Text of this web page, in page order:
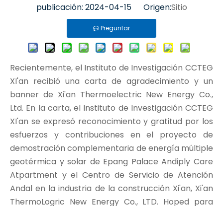
publicación: 2024-04-15 Origen:Sitio
Preguntar
Recientemente, el Instituto de Investigación CCTEG
XI'an recibió una carta de agradecimiento y un
banner de Xi'an Thermoelectric New Energy Co.,
Ltd. En la carta, el Instituto de Investigación CCTEG
XI'an se expresó reconocimiento y gratitud por los
esfuerzos y contribuciones en el proyecto de
demostración complementaria de energía múltiple
geotérmica y solar de Epang Palace Andiply Care
Atpartment y el Centro de Servicio de Atención
Andal en la industria de la construcción Xi'an, Xi'an
ThermoLogric New Energy Co., LTD. Hoped para